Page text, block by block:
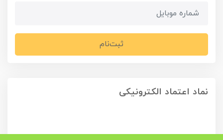
ثبت‌نام
نماد اعتماد الکترونیکی